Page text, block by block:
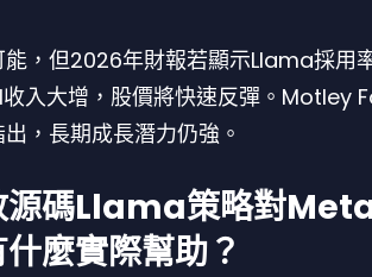
能，但2026年財報若顯示Llama採用
收入大增，股價將快速反彈。Motley
，長期成長潛力仍強。
源碼Llama策略對
麼實際幫助？